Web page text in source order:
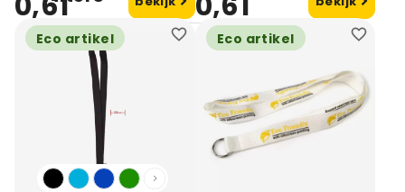
Kleur
Wit (5)
Zwart (7)
Blauw (4)
Eco artikel Eco artikel